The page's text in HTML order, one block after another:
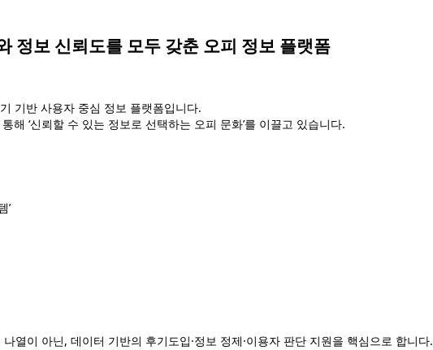
정보 신뢰도를 모두 갖춘 오피 정보 플랫폼
기반 사용자 중심 정보 플랫폼입니다.
해 ‘신뢰할 수 있는 정보로 선택하는 오피 문화’를 이끌고 있습니다.
’
열이 아닌, 데이터 기반의 후기도입·정보 정제·이용자 판단 지원을 핵심으로 합니다.